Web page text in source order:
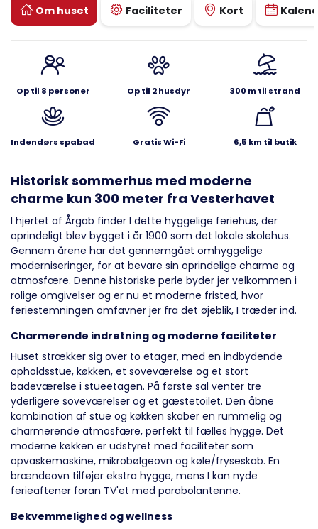
Om huset Faciliteter Kort
Op til 8 personer Op til 2 husdyr 300 m til strand
Indendørs spabad Gratis Wi-Fi 6,5 km til butik
Historisk sommerhus med moderne
charme kun 300 meter fra Vesterhavet
I hjertet af Årgab finder I dette hyggelige feriehus, der
oprindeligt blev bygget i år 1900 som det lokale skolehus.
Gennem årene har det gennemgået omhyggelige
moderniseringer, for at bevare sin oprindelige charme og
atmosfære. Denne historiske perle byder jer velkommen i
rolige omgivelser og er nu et moderne fristed, hvor
feriestemningen omfavner jer fra det øjeblik, I træder ind.
Charmerende indretning og moderne faciliteter
Huset strækker sig over to etager, med en indbydende
opholdsstue, køkken, et soveværelse og et stort
badeværelse i stueetagen. På første sal venter tre
yderligere soveværelser og et gæstetoilet. Den åbne
kombination af stue og køkken skaber en rummelig og
charmerende atmosfære, perfekt til fælles hygge. Det
moderne køkken er udstyret med faciliteter som
opvaskemaskine, mikrobølgeovn og køle/fryseskab. En
brændeovn tilføjer ekstra hygge, mens I kan nyde
ferieaftener foran TV'et med parabolantenne.
Bekvemmelighed og wellness